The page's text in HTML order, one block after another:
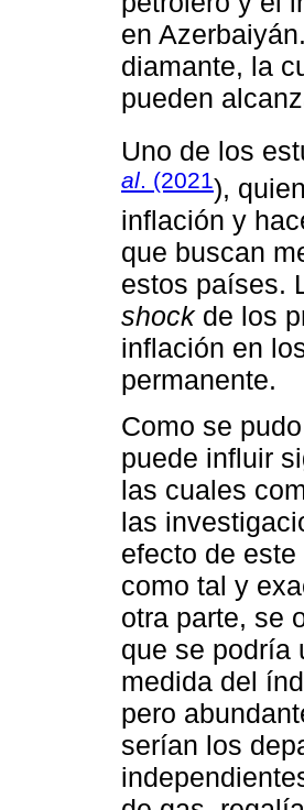
en
diamante, la
pueden
Uno de los
al. (2021),
inflación y
que buscan
estos países.
shockde los
inflación en
permanente.
Como se
puede influir
las cuales
las
efecto de
como tal y
otra parte, se
que se podría
medida del
pero
serían los